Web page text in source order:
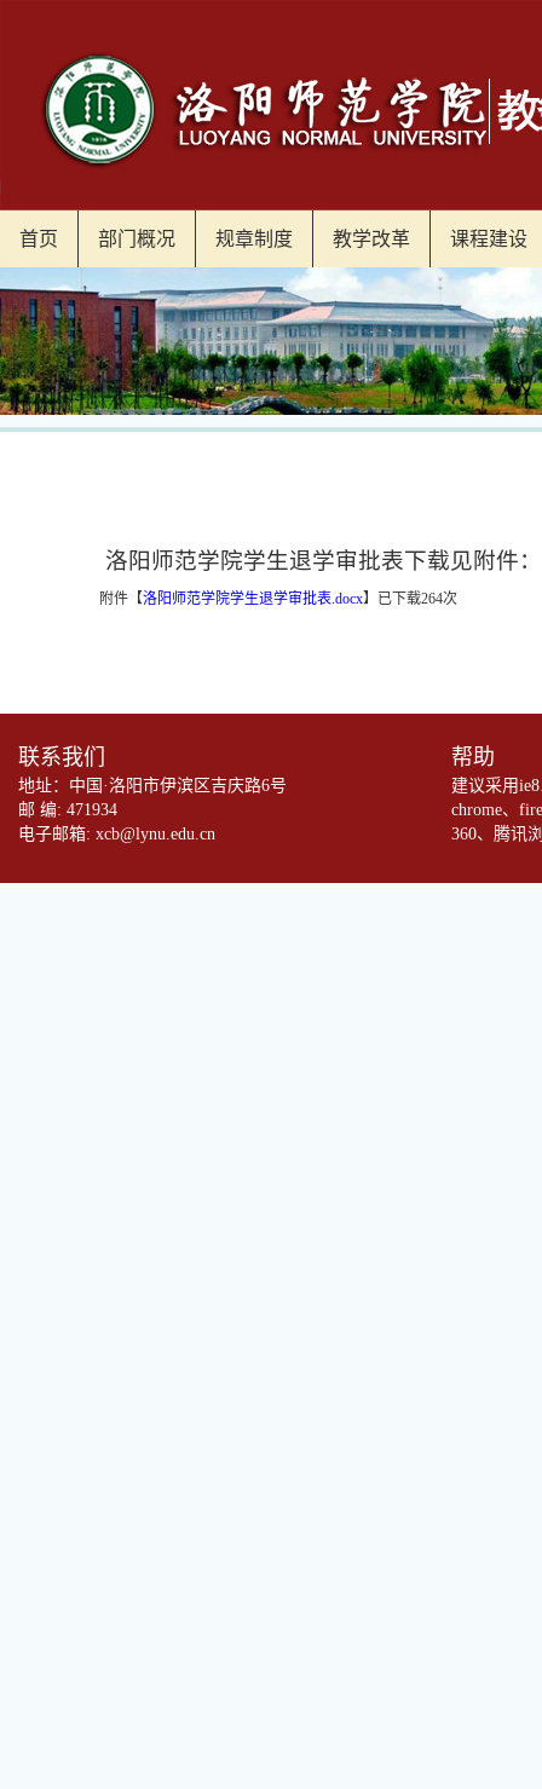
首页 部门概况 规章制度 教学改革 课程建设
洛阳师范学院学生退学审批表下载见附件：
附件【洛阳师范学院学生退学审批表.docx】 已下载264次
联系我们
地址：中国·洛阳市伊滨区吉庆路6号
邮 编: 471934
电子邮箱: xcb@lynu.edu.cn
帮助
建议采用
chrome、
360、腾讯